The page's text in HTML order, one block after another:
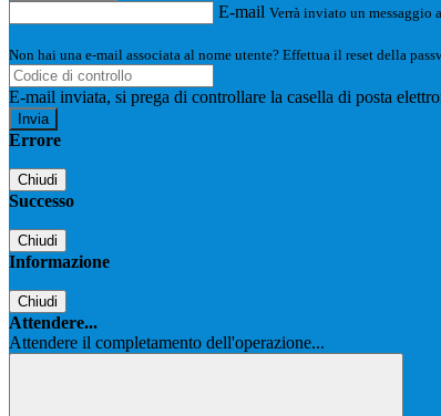
E-mail Verrà inviato un
Non hai una e-mail associata al nome utente? Effettua il reset della
E-mail inviata, si prega di controllare la casella di posta
Errore
Chiudi
Successo
Chiudi
Informazione
Chiudi
Attendere...
Attendere il completamento dell'operazione...